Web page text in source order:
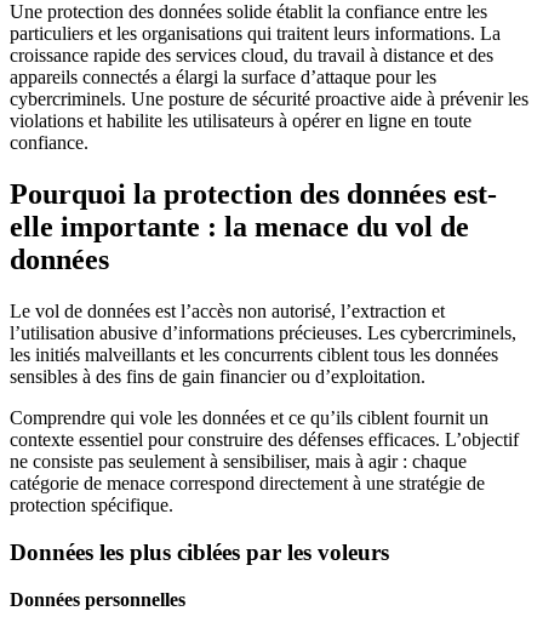
Une protection des données solide établit la confiance entre les
particuliers et les organisations qui traitent leurs informations. La
croissance rapide des services cloud, du travail à distance et des
appareils connectés a élargi la surface d’attaque pour les
cybercriminels. Une posture de sécurité proactive aide à prévenir les
violations et habilite les utilisateurs à opérer en ligne en toute
confiance.
Pourquoi la protection des données est-
elle importante : la menace du vol de
données
Le vol de données est l’accès non autorisé, l’extraction et
l’utilisation abusive d’informations précieuses. Les cybercriminels,
les initiés malveillants et les concurrents ciblent tous les données
sensibles à des fins de gain financier ou d’exploitation.
Comprendre qui vole les données et ce qu’ils ciblent fournit un
contexte essentiel pour construire des défenses efficaces. L’objectif
ne consiste pas seulement à sensibiliser, mais à agir : chaque
catégorie de menace correspond directement à une stratégie de
protection spécifique.
Données les plus ciblées par les voleurs
Données personnelles